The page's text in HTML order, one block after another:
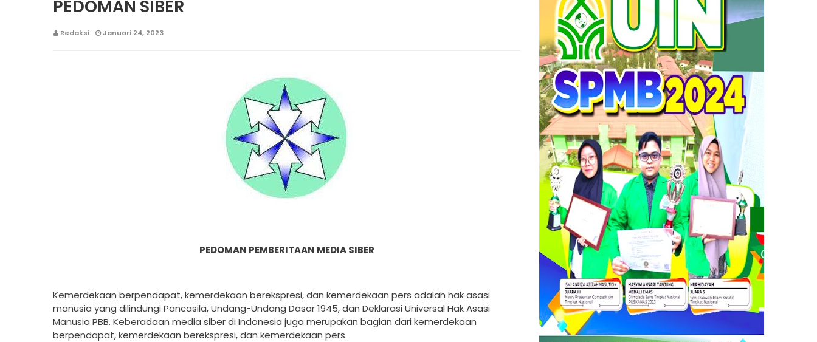
PEDOMAN SIBER
Redaksi Januari 24, 2023
PEDOMAN PEMBERITAAN MEDIA SIBER
Kemerdekaan berpendapat, kemerdekaan berekspresi, dan kemerdekaan pers adalah hak asasi
manusia yang dilindungi Pancasila, Undang-Undang Dasar 1945, dan Deklarasi Universal Hak Asasi
Manusia PBB. Keberadaan media siber di Indonesia juga merupakan bagian dari kemerdekaan
berpendapat, kemerdekaan berekspresi, dan kemerdekaan pers.